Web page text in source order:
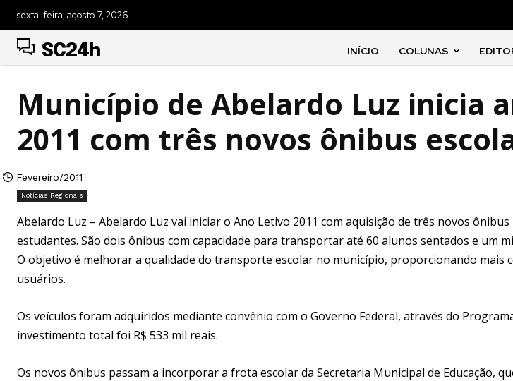
sexta-feira, agosto 7, 2026
SC24h INÍCIO COLUNAS
Município de Abelardo Luz inicia
2011 com três novos ônibus
Fevereiro/2011
Notícias Regionais
Abelardo Luz – Abelardo Luz vai iniciar o Ano Letivo 2011 com aquisição de três novos
estudantes. São dois ônibus com capacidade para transportar até 60 alunos sentados e um
O objetivo é melhorar a qualidade do transporte escolar no município, proporcionando mais
usuários.
Os veículos foram adquiridos mediante convênio com o Governo Federal, através do
investimento total foi R$ 533 mil reais.
Os novos ônibus passam a incorporar a frota escolar da Secretaria Municipal de Educação,